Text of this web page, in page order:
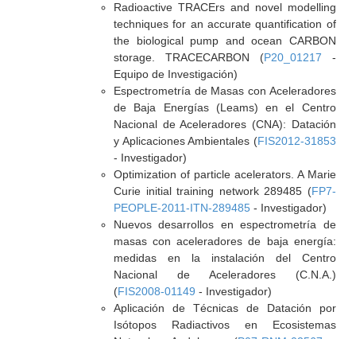
Radioactive TRACErs and novel modelling
techniques for an accurate quantification of
the biological pump and ocean CARBON
storage. TRACECARBON (P20_01217 -
Equipo de Investigación)
Espectrometría de Masas con Aceleradores
de Baja Energías (Leams) en el Centro
Nacional de Aceleradores (CNA): Datación
y Aplicaciones Ambientales (FIS2012-31853
- Investigador)
Optimization of particle acelerators. A Marie
Curie initial training network 289485 (FP7-
PEOPLE-2011-ITN-289485- Investigador)
Nuevos desarrollos en espectrometría de
masas con aceleradores de baja energía:
medidas en la instalación del Centro
Nacional de Aceleradores (C.N.A.)
(FIS2008-01149 - Investigador)
Aplicación de Técnicas de Datación por
Isótopos Radiactivos en Ecosistemas